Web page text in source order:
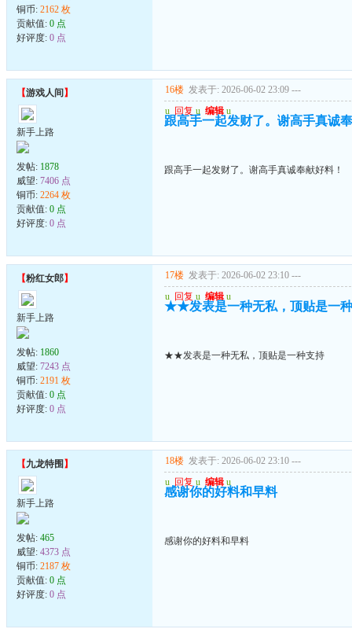
铜币: 2162 枚
贡献值: 0 点
好评度: 0 点
【游戏人间 】
新手上路
发帖: 1878
威望: 7406 点
铜币: 2264 枚
贡献值: 0 点
好评度: 0 点
16楼 发表于: 2026-06-02 23:09 ---
u 回复 u 编辑 u
跟高手一起发财了。谢高手真诚
跟高手一起发财了。谢高手真诚奉献好料！
【粉红女郎】
新手上路
发帖: 1860
威望: 7243 点
铜币: 2191 枚
贡献值: 0 点
好评度: 0 点
17楼 发表于: 2026-06-02 23:10 ---
u 回复 u 编辑 u
★★发表是一种无私，顶贴是一
★★发表是一种无私，顶贴是一种支持
【九龙特围 】
新手上路
发帖: 465
威望: 4373 点
铜币: 2187 枚
贡献值: 0 点
好评度: 0 点
18楼 发表于: 2026-06-02 23:10 ---
u 回复 u 编辑 u
感谢你的好料和早料
感谢你的好料和早料